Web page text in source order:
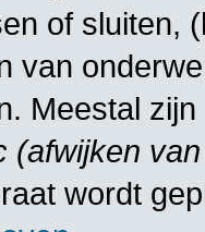
of sluiten,
van
Meestal
(afwijken
wordt